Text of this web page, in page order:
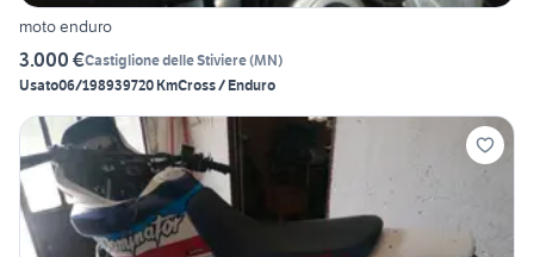
moto enduro
3.000 €Castiglione delle Stiviere(MN)
Usato06/198939720 KmCross / Enduro